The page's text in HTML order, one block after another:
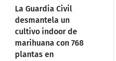
La Guardia Civil
desmantela un
cultivo indoor de
marihuana con 768
plantas en